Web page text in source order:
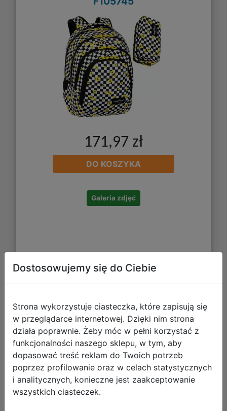
171,97 zł
DO KOSZYKA
Galeria zdjęć
CoolPack Zestaw Szkolny 2el. Daisy
Black Plecak Pick F099817 + Piórnik
F062817
Dostosowujemy się do Ciebie
Strona wykorzystuje ciasteczka, które zapisują się
w przeglądarce internetowej. Dzięki nim strona
działa poprawnie. Żeby móc w pełni korzystać z
funkcjonalności naszego sklepu, w tym, aby
dopasować treść reklam do Twoich potrzeb
poprzez profilowanie oraz w celach statystycznych
i analitycznych, konieczne jest zaakceptowanie
wszystkich ciasteczek.